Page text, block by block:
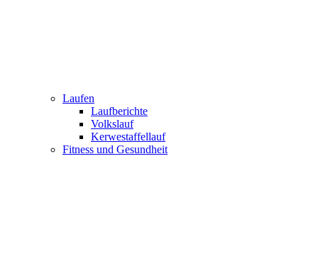
Laufen
Laufberichte
Volkslauf
Kerwestaffellauf
Fitness und Gesundheit